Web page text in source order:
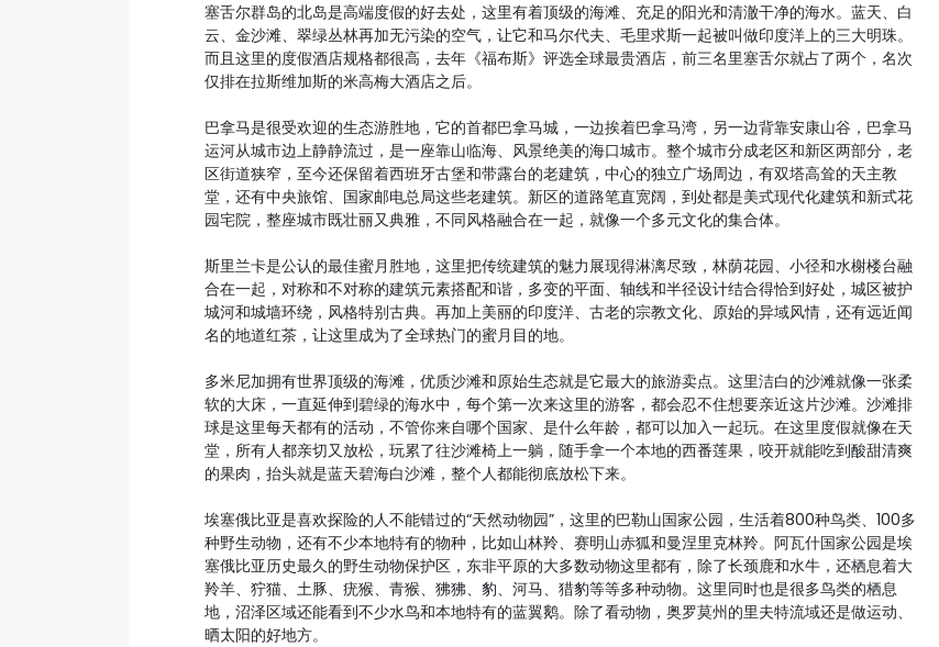
塞舌尔群岛的北岛是高端度假的好去处，这里有着顶级的海滩、充足的阳光和清澈干净的海水。蓝天、白
云、金沙滩、翠绿丛林再加无污染的空气，让它和马尔代夫、毛里求斯一起被叫做印度洋上的三大明珠。
而且这里的度假酒店规格都很高，去年《福布斯》评选全球最贵酒店，前三名里塞舌尔就占了两个，名次
仅排在拉斯维加斯的米高梅大酒店之后。
巴拿马是很受欢迎的生态游胜地，它的首都巴拿马城，一边挨着巴拿马湾，另一边背靠安康山谷，巴拿马
运河从城市边上静静流过，是一座靠山临海、风景绝美的海口城市。整个城市分成老区和新区两部分，老
区街道狭窄，至今还保留着西班牙古堡和带露台的老建筑，中心的独立广场周边，有双塔高耸的天主教
堂，还有中央旅馆、国家邮电总局这些老建筑。新区的道路笔直宽阔，到处都是美式现代化建筑和新式花
园宅院，整座城市既壮丽又典雅，不同风格融合在一起，就像一个多元文化的集合体。
斯里兰卡是公认的最佳蜜月胜地，这里把传统建筑的魅力展现得淋漓尽致，林荫花园、小径和水榭楼台融
合在一起，对称和不对称的建筑元素搭配和谐，多变的平面、轴线和半径设计结合得恰到好处，城区被护
城河和城墙环绕，风格特别古典。再加上美丽的印度洋、古老的宗教文化、原始的异域风情，还有远近闻
名的地道红茶，让这里成为了全球热门的蜜月目的地。
多米尼加拥有世界顶级的海滩，优质沙滩和原始生态就是它最大的旅游卖点。这里洁白的沙滩就像一张柔
软的大床，一直延伸到碧绿的海水中，每个第一次来这里的游客，都会忍不住想要亲近这片沙滩。沙滩排
球是这里每天都有的活动，不管你来自哪个国家、是什么年龄，都可以加入一起玩。在这里度假就像在天
堂，所有人都亲切又放松，玩累了往沙滩椅上一躺，随手拿一个本地的西番莲果，咬开就能吃到酸甜清爽
的果肉，抬头就是蓝天碧海白沙滩，整个人都能彻底放松下来。
埃塞俄比亚是喜欢探险的人不能错过的“天然动物园”，这里的巴勒山国家公园，生活着800种鸟类、100多
种野生动物，还有不少本地特有的物种，比如山林羚、赛明山赤狐和曼涅里克林羚。阿瓦什国家公园是埃
塞俄比亚历史最久的野生动物保护区，东非平原的大多数动物这里都有，除了长颈鹿和水牛，还栖息着大
羚羊、狞猫、土豚、疣猴、青猴、狒狒、豹、河马、猎豹等等多种动物。这里同时也是很多鸟类的栖息
地，沼泽区域还能看到不少水鸟和本地特有的蓝翼鹅。除了看动物，奥罗莫州的里夫特流域还是做运动、
晒太阳的好地方。